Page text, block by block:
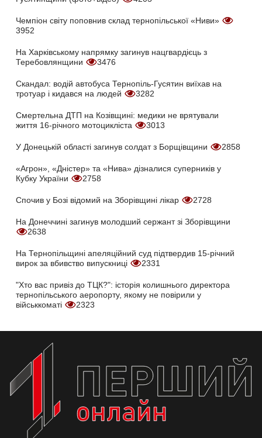
Чемпіон світу поповнив склад тернопільської «Ниви»
3952
На Харківському напрямку загинув нацгвардієць з
Теребовлянщини
3476
Скандал: водій автобуса Тернопіль-Гусятин виїхав на
тротуар і кидався на людей
3282
Смертельна ДТП на Козівщині: медики не врятували
життя 16-річного мотоцикліста
3013
У Донецькій області загинув солдат з Борщівщини 2858
«Агрон», «Дністер» та «Нива» дізналися суперників у
Кубку України
2758
Спочив у Бозі відомий на Зборівщині лікар 2728
На Донеччині загинув молодший сержант зі Зборівщини
2638
На Тернопільщині апеляційний суд підтвердив 15-річний
вирок за вбивство випускниці
2331
"Хто вас привіз до ТЦК?": історія колишнього директора
тернопільського аеропорту, якому не повірили у
військкоматі
2323